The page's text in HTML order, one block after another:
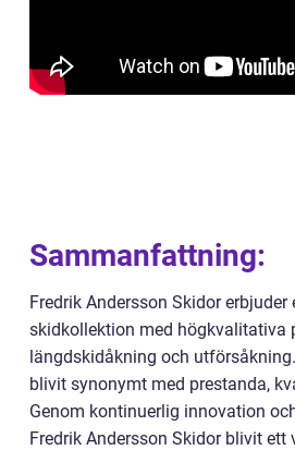
Sammanfattning:
Fredrik Andersson Skidor
skidkollektion med högkvalitativa
längdskidåkning och
blivit synonymt med prestanda,
Genom kontinuerlig innovation
Fredrik Andersson Skidor blivit ett